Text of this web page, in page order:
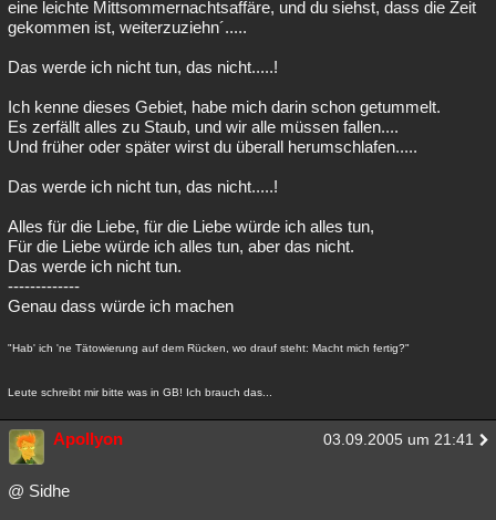
eine leichte Mittsommernachtsaffäre, und du siehst, dass die Zeit
gekommen ist, weiterzuziehn´.....
Das werde ich nicht tun, das nicht.....!
Ich kenne dieses Gebiet, habe mich darin schon getummelt.
Es zerfällt alles zu Staub, und wir alle müssen fallen....
Und früher oder später wirst du überall herumschlafen.....
Das werde ich nicht tun, das nicht.....!
Alles für die Liebe, für die Liebe würde ich alles tun,
Für die Liebe würde ich alles tun, aber das nicht.
Das werde ich nicht tun.
-------------
Genau dass würde ich machen
"Hab' ich 'ne Tätowierung auf dem Rücken, wo drauf steht: Macht mich fertig?"
Leute schreibt mir bitte was in GB! Ich brauch das...
Apollyon 03.09.2005 um 21:41
@ Sidhe